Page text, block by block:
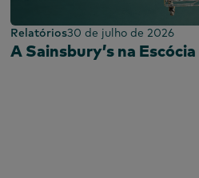
entretenimento
Painel de utilização
Relatórios30 de julho de 2026
A Sainsbury’s na Escócia